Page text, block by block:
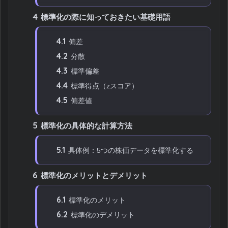
4 標準化の際に知っておきたい基礎用語
4.1 偏差
4.2 分散
4.3 標準偏差
4.4 標準得点（zスコア）
4.5 偏差値
5 標準化の具体的な計算方法
5.1 具体例：5つの株価データを標準化する
6 標準化のメリットとデメリット
6.1 標準化のメリット
6.2 標準化のデメリット